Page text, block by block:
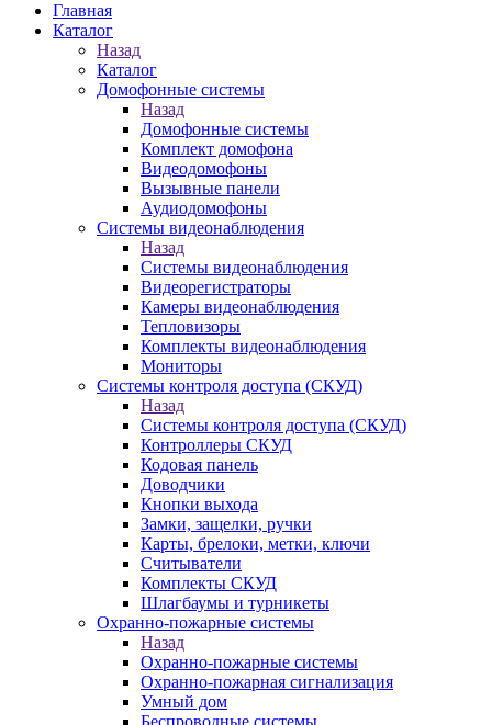
Главная
Каталог
Назад
Каталог
Домофонные системы
Назад
Домофонные системы
Комплект домофона
Видеодомофоны
Вызывные панели
Аудиодомофоны
Системы видеонаблюдения
Назад
Системы видеонаблюдения
Видеорегистраторы
Камеры видеонаблюдения
Тепловизоры
Комплекты видеонаблюдения
Мониторы
Системы контроля доступа (СКУД)
Назад
Системы контроля доступа (СКУД)
Контроллеры СКУД
Кодовая панель
Доводчики
Кнопки выхода
Замки, защелки, ручки
Карты, брелоки, метки, ключи
Считыватели
Комплекты СКУД
Шлагбаумы и турникеты
Охранно-пожарные системы
Назад
Охранно-пожарные системы
Охранно-пожарная сигнализация
Умный дом
Беспроводные системы